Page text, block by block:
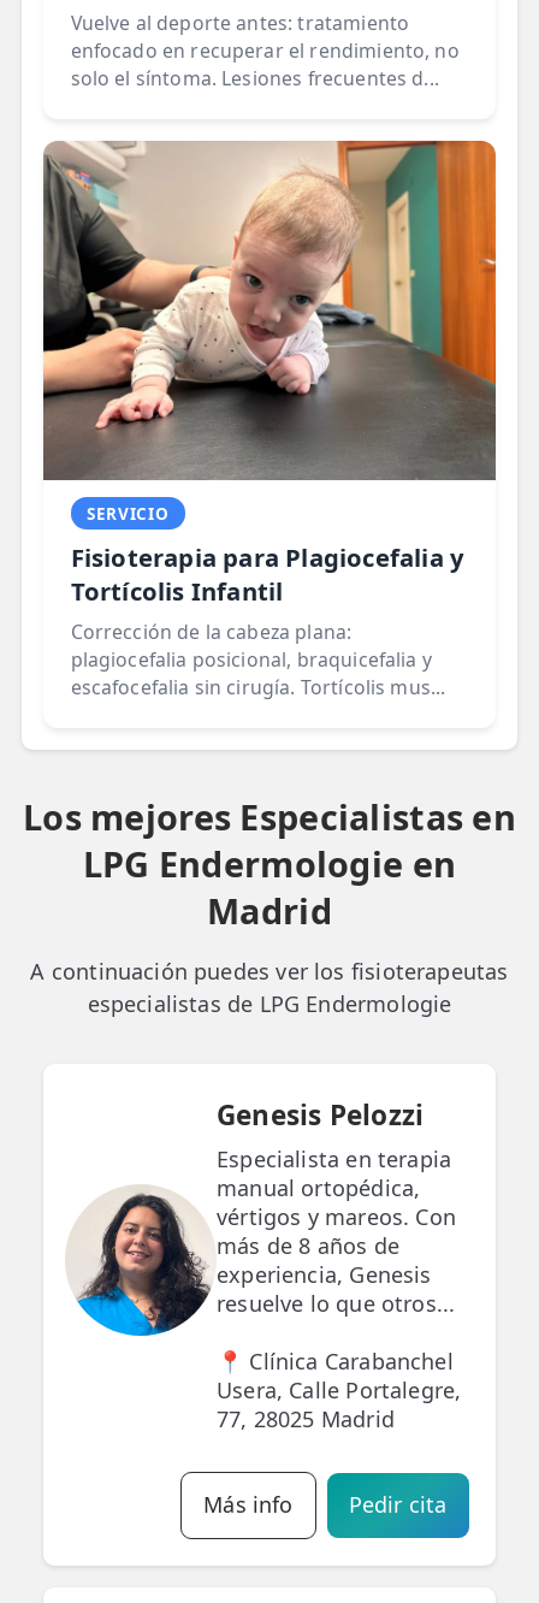
Vuelve al deporte antes: tratamiento
enfocado en recuperar el rendimiento, no
solo el síntoma. Lesiones frecuentes d...
SERVICIO
Fisioterapia para Plagiocefalia y
Tortícolis Infantil
Corrección de la cabeza plana:
plagiocefalia posicional, braquicefalia y
escafocefalia sin cirugía. Tortícolis mus...
Los mejores Especialistas en
LPG Endermologie en
Madrid
A continuación puedes ver los fisioterapeutas
especialistas de LPG Endermologie
Genesis Pelozzi
Especialista en terapia
manual ortopédica,
vértigos y mareos. Con
más de 8 años de
experiencia, Genesis
resuelve lo que otros...
📍 Clínica Carabanchel
Usera, Calle Portalegre,
77, 28025 Madrid
Más info Pedir cita